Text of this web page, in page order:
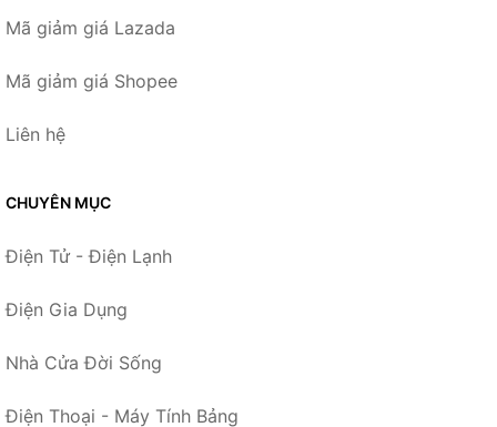
Mã giảm giá Lazada
Mã giảm giá Shopee
Liên hệ
CHUYÊN MỤC
Điện Tử - Điện Lạnh
Điện Gia Dụng
Nhà Cửa Đời Sống
Điện Thoại - Máy Tính Bảng